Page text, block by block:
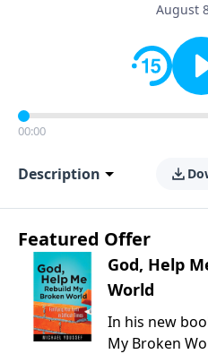
August
00:00
Description
Featured Offer
God, Help
World
In his new
My Broken